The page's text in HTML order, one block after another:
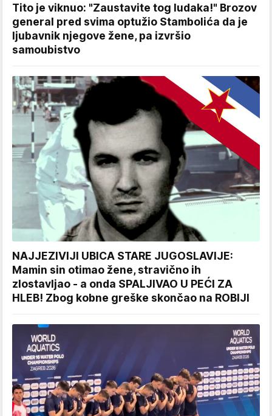
Tito je viknuo: "Zaustavite tog ludaka!" Brozov
general pred svima optužio Stambolića da je
ljubavnik njegove žene, pa izvršio
samoubistvo
NAJJEZIVIJI UBICA STARE JUGOSLAVIJE:
Mamin sin otimao žene, stravično ih
zlostavljao - a onda SPALJIVAO U PEĆI ZA
HLEB! Zbog kobne greške skončao na ROBIJI